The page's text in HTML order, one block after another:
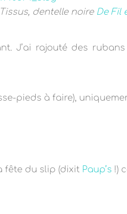
dentelle noire De Fil
J’ai rajouté des
pieds à faire),
fête du slip (dixit Paup’s !)